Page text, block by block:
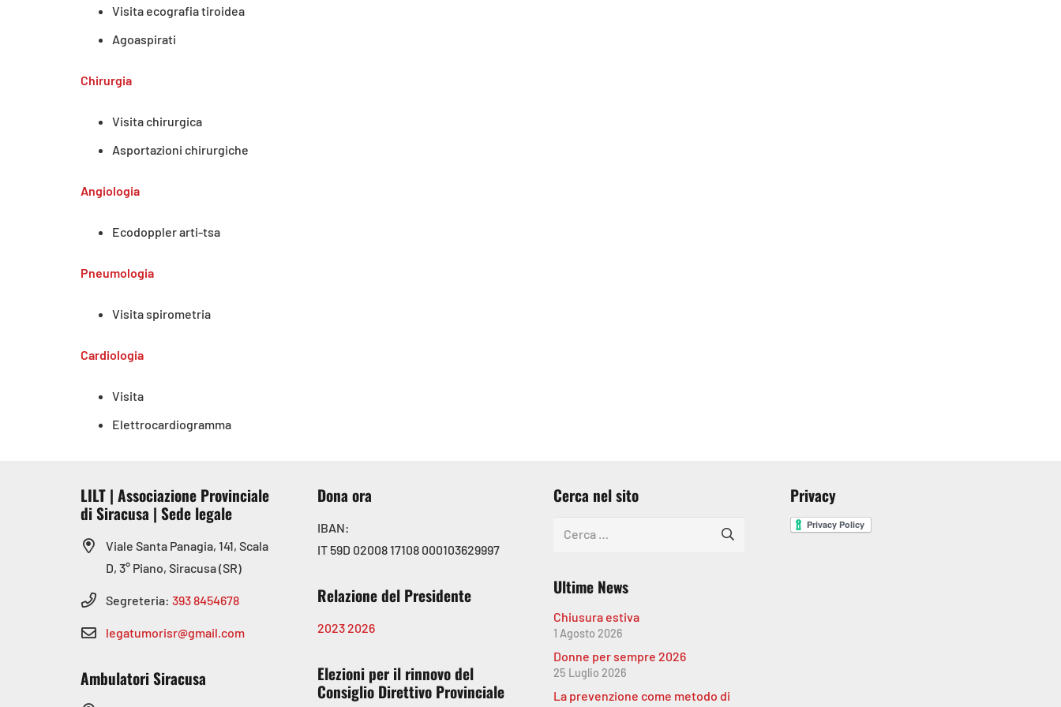
Visita ecografia tiroidea
Agoaspirati
Chirurgia
Visita chirurgica
Asportazioni chirurgiche
Angiologia
Ecodoppler arti-tsa
Pneumologia
Visita spirometria
Cardiologia
Visita
Elettrocardiogramma
LILT | Associazione Provinciale
di Siracusa | Sede legale
Viale Santa Panagia, 141, Scala
D, 3° Piano, Siracusa (SR)
Segreteria: 393 8454678
legatumorisr@gmail.com
Ambulatori Siracusa
Dona ora
IBAN:
IT 59D 02008 17108 000103629997
Relazione del Presidente
20232026
Elezioni per il rinnovo del
Consiglio Direttivo Provinciale
Cerca nel sito
Ricerca
Ultime News
Chiusura estiva
1 Agosto 2026
Donne per sempre 2026
25 Luglio 2026
La prevenzione come metodo di
Privacy